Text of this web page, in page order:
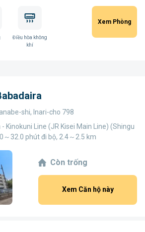
Điều hòa không
khí
Xem Phòng
shi, Inari-cho 798
Kinokuni Line (JR Kisei Main Line) (Shingu
～32.0 phút đi bộ, 2.4～2.5 km
Còn trống
Xem Căn hộ này